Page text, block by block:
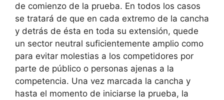
de comienzo de la prueba. En todos los casos
se tratará de que en cada extremo de la cancha
y detrás de ésta en toda su extensión, quede
un sector neutral suficientemente amplio como
para evitar molestias a los competidores por
parte de público o personas ajenas a la
competencia. Una vez marcada la cancha y
hasta el momento de iniciarse la prueba, la